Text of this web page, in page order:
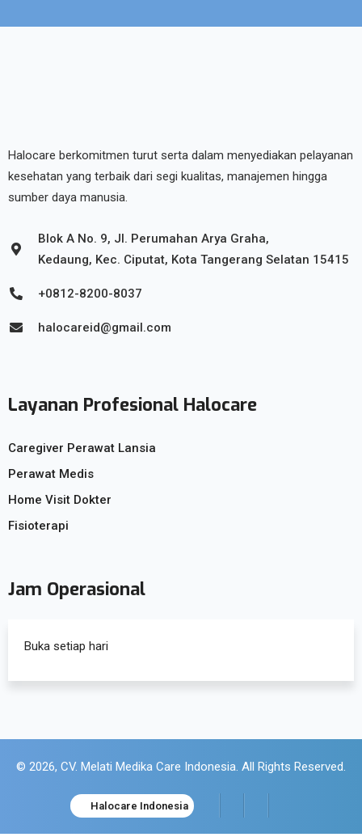
Halocare berkomitmen turut serta dalam menyediakan pelayanan
kesehatan yang terbaik dari segi kualitas, manajemen hingga
sumber daya manusia.
Blok A No. 9, Jl. Perumahan Arya Graha,
Kedaung, Kec. Ciputat, Kota Tangerang Selatan 15415
+0812-8200-8037
halocareid@gmail.com
Layanan Profesional Halocare
Caregiver Perawat Lansia
Perawat Medis
Home Visit Dokter
Fisioterapi
Jam Operasional
Buka setiap hari
© 2026, CV. Melati Medika Care Indonesia. All Rights Reserved.
Halocare Indonesia